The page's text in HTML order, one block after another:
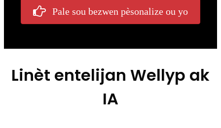
Pale sou bezwen pèsonalize ou yo
Linèt entelijan Wellyp ak
IA